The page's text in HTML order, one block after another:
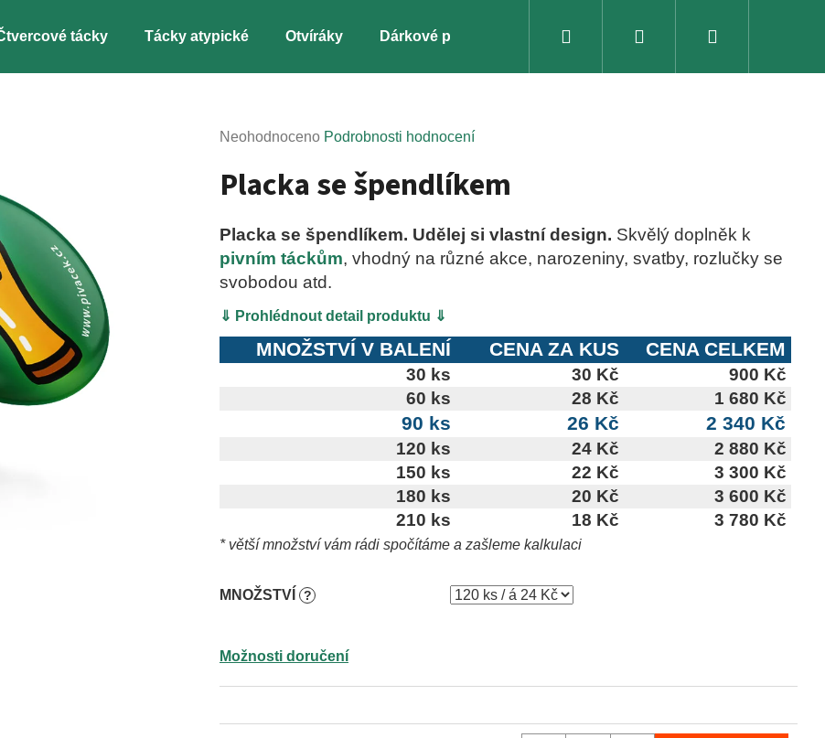
tácky Tácky atypické Otvíráky Dárkové poukazy Galerie Kontakty
Přihlášení
Průměrné
produktu
je
z
5
hvězdiček.
Neohodnoceno Podrobnosti hodnocení
Placka se špendlíkem
Placka se špendlíkem. Udělej si vlastní design. Skvělý doplněk k
pivním táckům, vhodný na různé akce, narozeniny, svatby, rozlučky se
svobodou atd.
⇓ Prohlédnout detail produktu ⇓
MNOŽSTVÍ V BALENÍ CENA ZA KUS CENA CELKEM
30 ks 30 Kč
900 Kč
60 ks
28 Kč 1 680 Kč
90 ks 26 Kč 2 340 Kč
120 ks 24 Kč
2 880 Kč
150 ks
22 Kč
3 300 Kč
180 ks
20 Kč
3 600 Kč
210 ks
18 Kč 3 780 Kč
* větší množství vám rádi spočítáme a zašleme kalkulaci
MNOŽSTVÍ ?
Možnosti doručení
HLEDAT
Doporučujeme